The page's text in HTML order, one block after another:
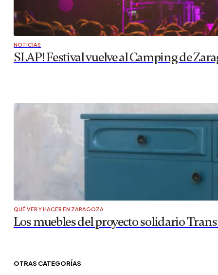
NOTICIAS
SLAP! Festival vuelve al Camping de
QUÉ VER Y HACER EN ZARAGOZA
Los muebles del proyecto solidario
OTRAS CATEGORÍAS